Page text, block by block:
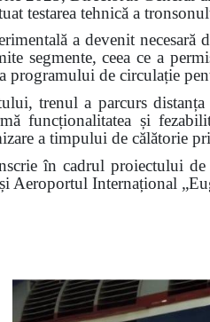
testarea tehnică a
a devenit
segmente, ceea ce a
programului de circulație
trenul a parcurs
funcționalitatea și
a timpului de călătorie
în cadrul proiectului
Aeroportul Internațional